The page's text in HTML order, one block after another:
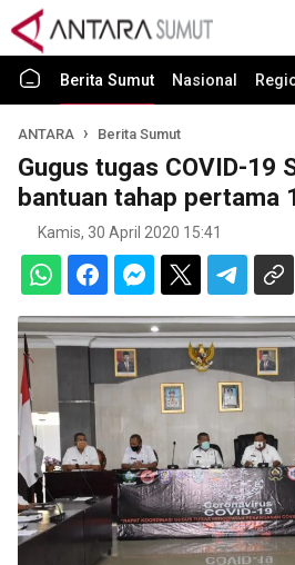
Berita Sumut Nasional
ANTARA Berita Sumut
Gugus tugas COVID-19
bantuan tahap pertama
Kamis, 30 April 2020 15:41